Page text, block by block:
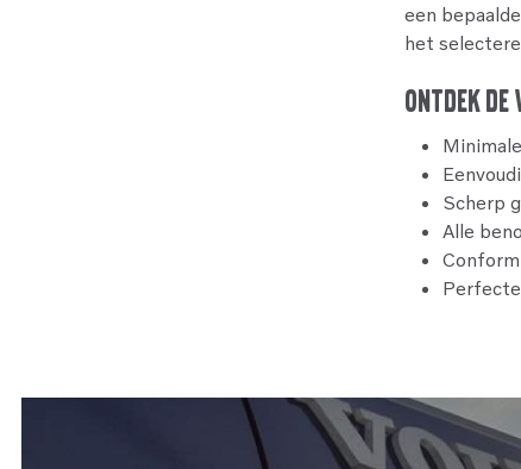
een
het
Ontdek de
Scherp
Alle